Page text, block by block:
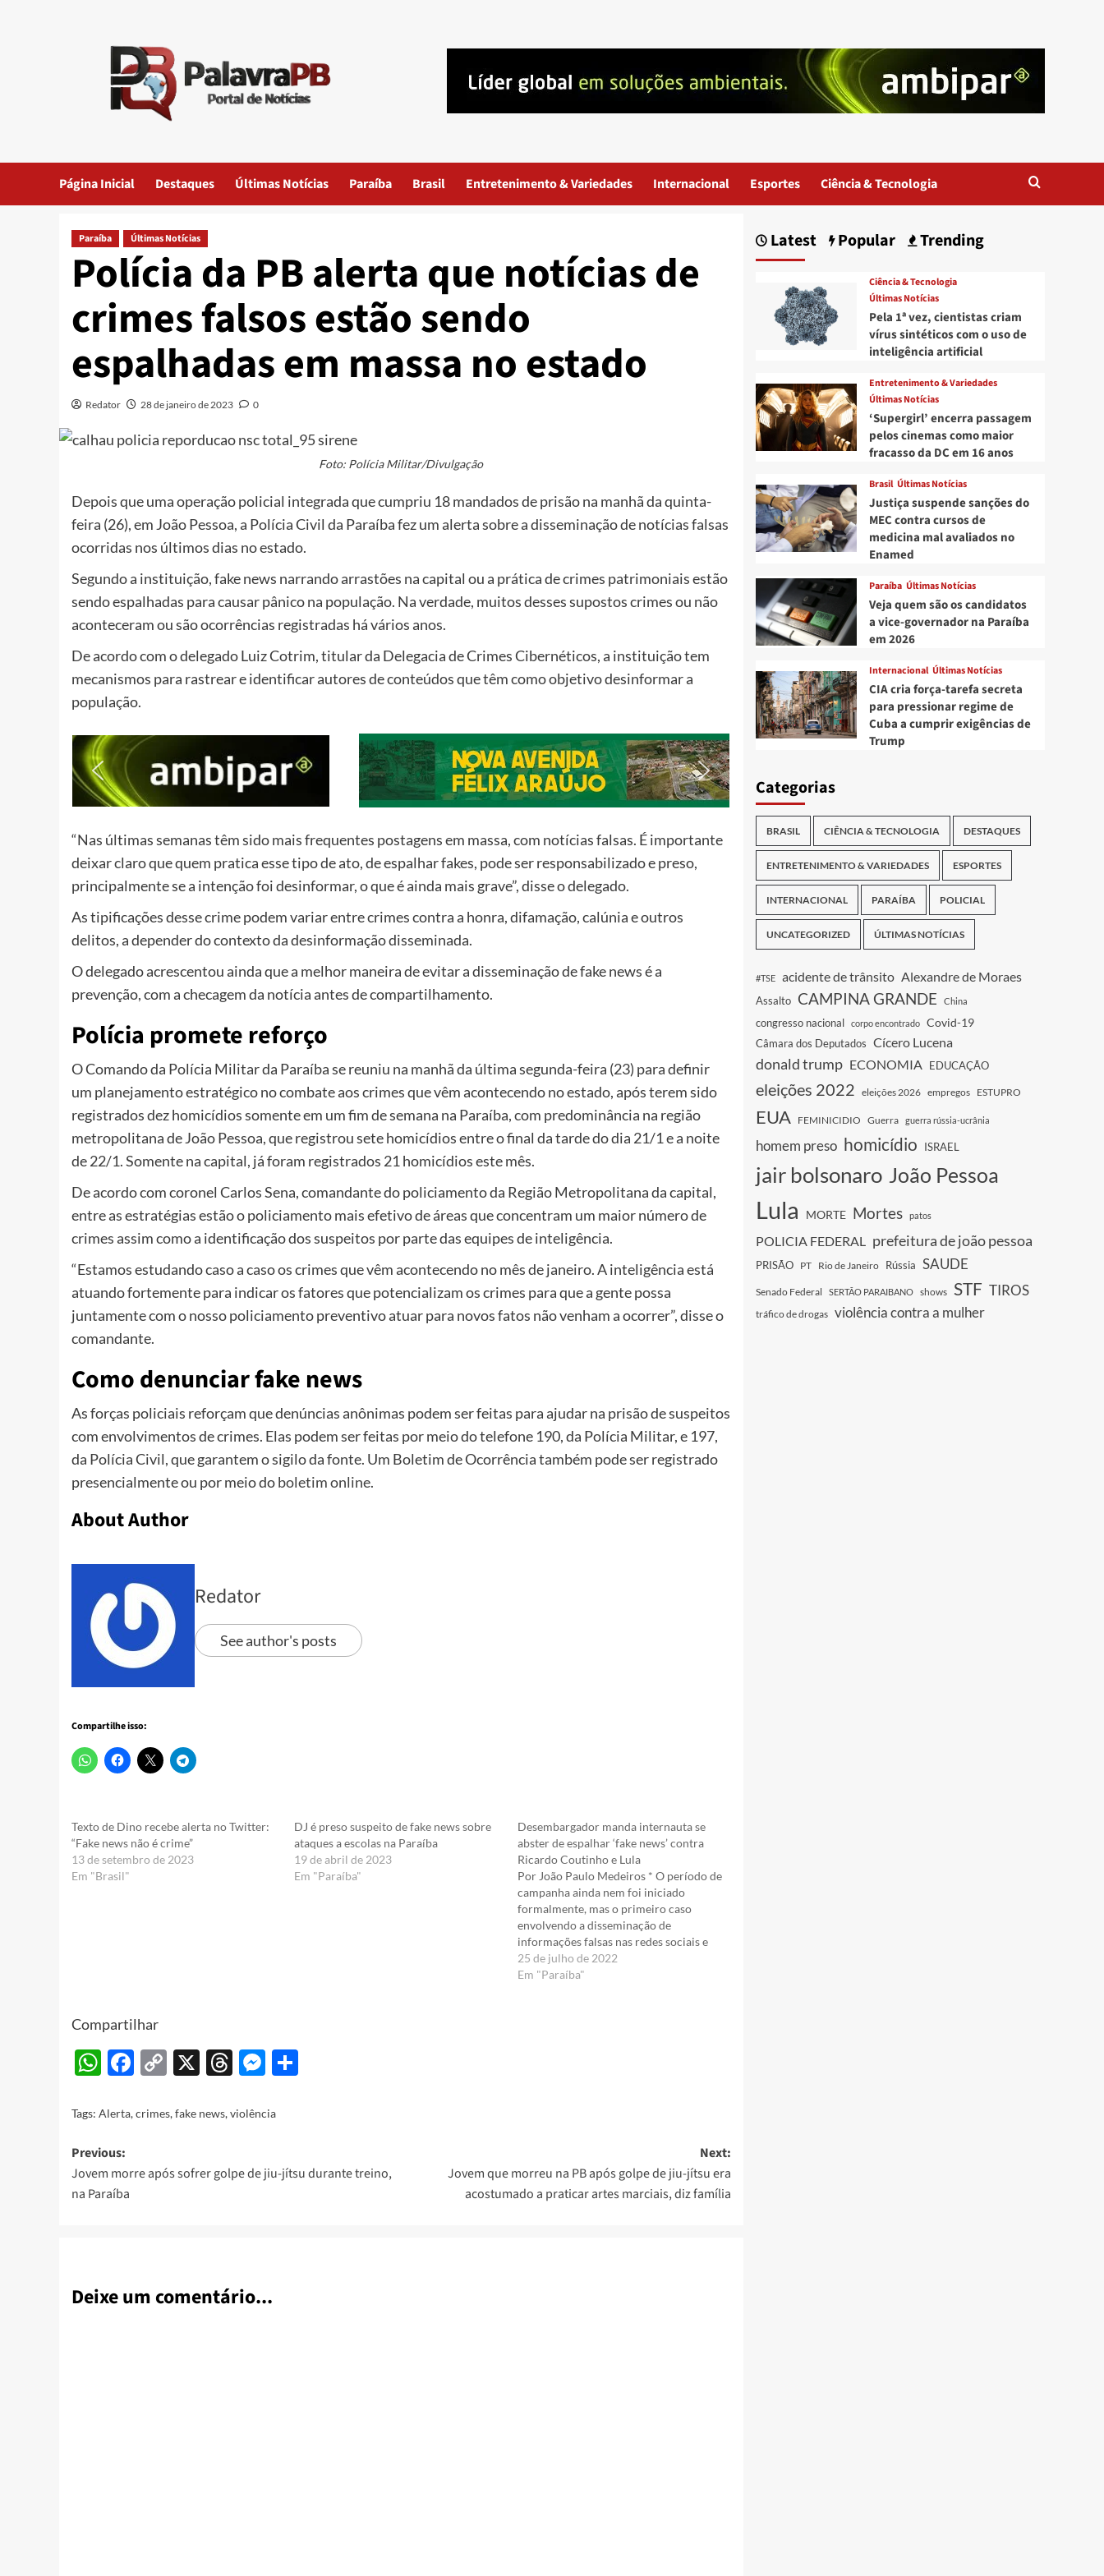
Página Inicial Destaques Últimas Notícias Paraíba Brasil Entretenimento & Variedades Internacional Esportes Ciência & Tecnologia
Paraíba Últimas Notícias
Polícia da PB alerta que notícias de
crimes falsos estão sendo
espalhadas em massa no estado
Redator 28 de janeiro de 2023 0
Foto: Polícia Militar/Divulgação
Depois que uma operação policial integrada que cumpriu 18 mandados de prisão na manhã da quinta-
feira (26), em João Pessoa, a Polícia Civil da Paraíba fez um alerta sobre a disseminação de notícias falsas
ocorridas nos últimos dias no estado.
Segundo a instituição, fake news narrando arrastões na capital ou a prática de crimes patrimoniais estão
sendo espalhadas para causar pânico na população. Na verdade, muitos desses supostos crimes ou não
aconteceram ou são ocorrências registradas há vários anos.
De acordo com o delegado Luiz Cotrim, titular da Delegacia de Crimes Cibernéticos, a instituição tem
mecanismos para rastrear e identificar autores de conteúdos que têm como objetivo desinformar a
população.
“Nas últimas semanas têm sido mais frequentes postagens em massa, com notícias falsas. É importante
deixar claro que quem pratica esse tipo de ato, de espalhar fakes, pode ser responsabilizado e preso,
principalmente se a intenção foi desinformar, o que é ainda mais grave”, disse o delegado.
As tipificações desse crime podem variar entre crimes contra a honra, difamação, calúnia e outros
delitos, a depender do contexto da desinformação disseminada.
O delegado acrescentou ainda que a melhor maneira de evitar a disseminação de fake news é a
prevenção, com a checagem da notícia antes de compartilhamento.
Polícia promete reforço
O Comando da Polícia Militar da Paraíba se reuniu na manhã da última segunda-feira (23) para definir
um planejamento estratégico no combate aos crimes que vêm acontecendo no estado, após terem sido
registrados dez homicídios somente em um fim de semana na Paraíba, com predominância na região
metropolitana de João Pessoa, que registrou sete homicídios entre o final da tarde do dia 21/1 e a noite
de 22/1. Somente na capital, já foram registrados 21 homicídios este mês.
De acordo com coronel Carlos Sena, comandante do policiamento da Região Metropolitana da capital,
entre as estratégias estão o policiamento mais efetivo de áreas que concentram um maior número de
crimes assim como a identificação dos suspeitos por parte das equipes de inteligência.
“Estamos estudando caso a caso os crimes que vêm acontecendo no mês de janeiro. A inteligência está
atuando fortemente para indicar os fatores que potencializam os crimes para que a gente possa
juntamente com o nosso policiamento preventivo atuar para novos fatos não venham a ocorrer”, disse o
comandante.
Como denunciar fake news
As forças policiais reforçam que denúncias anônimas podem ser feitas para ajudar na prisão de suspeitos
com envolvimentos de crimes. Elas podem ser feitas por meio do telefone 190, da Polícia Militar, e 197,
da Polícia Civil, que garantem o sigilo da fonte. Um Boletim de Ocorrência também pode ser registrado
presencialmente ou por meio doboletim online.
About Author
Redator
See author's posts
Compartilhe isso:
Texto de Dino recebe alerta no Twitter:
“Fake news não é crime”
13 de setembro de 2023
Em "Brasil"
DJ é preso suspeito de fake news sobre
ataques a escolas na Paraíba
19 de abril de 2023
Em "Paraíba"
Desembargador manda internauta se
abster de espalhar ‘fake news’ contra
Ricardo Coutinho e Lula
Por João Paulo Medeiros * O período de
campanha ainda nem foi iniciado
formalmente, mas o primeiro caso
envolvendo a disseminação de
informações falsas nas redes sociais e
candidaturas majoritárias na Paraíba já
chegou ao Tribunal Regional Eleitoral. O
25 de julho de 2022
Em "Paraíba"
Compartilhar
WhatsApp
Facebook
Copy
X Threads
Messenger
Tags: Alerta,crimes,fake news,violência
Post
navigation
Previous:
Jovem morre após sofrer golpe de jiu-jítsu durante treino,
na Paraíba
Next:
Jovem que morreu na PB após golpe de jiu-jítsu era
acostumado a praticar artes marciais, diz família
Deixe um comentário...
Latest Popular Trending
Ciência & Tecnologia
Últimas Notícias
Pela 1ª vez, cientistas criam
vírus sintéticos com o uso de
inteligência artificial
Entretenimento & Variedades
Últimas Notícias
‘Supergirl’ encerra passagem
pelos cinemas como maior
fracasso da DC em 16 anos
Brasil Últimas Notícias
Justiça suspende sanções do
MEC contra cursos de
medicina mal avaliados no
Enamed
Paraíba Últimas Notícias
Veja quem são os candidatos
a vice-governador na Paraíba
em 2026
Internacional Últimas Notícias
CIA cria força-tarefa secreta
para pressionar regime de
Cuba a cumprir exigências de
Trump
Categorias
BRASIL CIÊNCIA & TECNOLOGIA DESTAQUES
ENTRETENIMENTO & VARIEDADES ESPORTES
INTERNACIONAL PARAÍBA POLICIAL
UNCATEGORIZED ÚLTIMAS NOTÍCIAS
#TSE acidente de trânsito Alexandre de Moraes
Assalto CAMPINA GRANDE China
congresso nacional corpo encontrado Covid-19
Câmara dos Deputados Cícero Lucena
donald trump ECONOMIA EDUCAÇÃO
eleições 2022 eleições 2026 empregos ESTUPRO
EUA FEMINICIDIO Guerra guerra rússia-ucrânia
homem preso homicídio ISRAEL
jair bolsonaro João Pessoa
Lula MORTE Mortes patos
POLICIA FEDERAL prefeitura de joão pessoa
PRISÃO PT Rio de Janeiro Rússia SAUDE
Senado Federal SERTÃO PARAIBANO shows STF TIROS
tráfico de drogas violência contra a mulher